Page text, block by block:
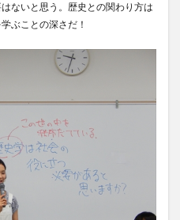
ないと思う。歴史との関わり方は
ぶことの深さだ！